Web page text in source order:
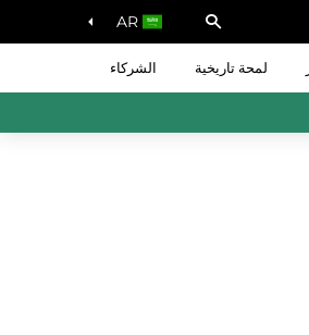
AR
لمحة تاريخية الشركاء